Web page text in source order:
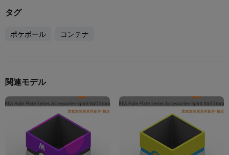
タグ
ポケボール コンテナ
関連モデル